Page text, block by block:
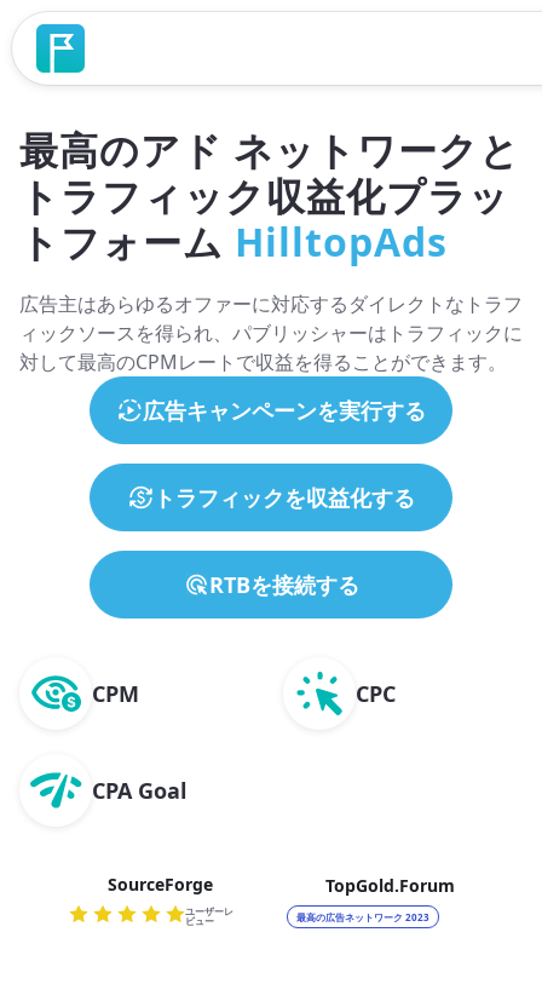
最高のアド ネットワークと
トラフィック収益化プラッ
トフォーム HilltopAds
広告主はあらゆるオファーに対応するダイレクトなトラフ
ィックソースを得られ、パブリッシャーはトラフィックに
対して最高のCPMレートで収益を得ることができます。
CPM CPC
CPA Goal
広告キャンペーンを実行する
トラフィックを収益化する
RTBを接続する
SourceForge
ユーザーレ
ビュー
TopGold.Forum
最高の広告ネットワーク 2023